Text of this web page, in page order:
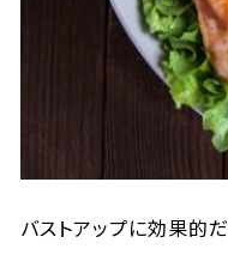
バストアップに効果的